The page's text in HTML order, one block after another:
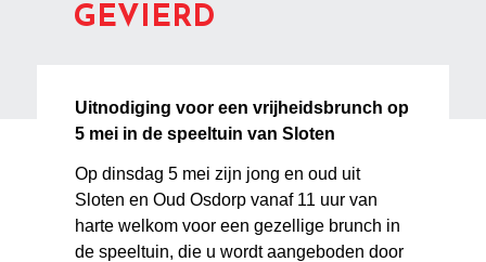
GEVIERD
Uitnodiging voor een vrijheidsbrunch op
5 mei in de speeltuin van Sloten
Op dinsdag 5 mei zijn jong en oud uit
Sloten en Oud Osdorp vanaf 11 uur van
harte welkom voor een gezellige brunch in
de speeltuin, die u wordt aangeboden door